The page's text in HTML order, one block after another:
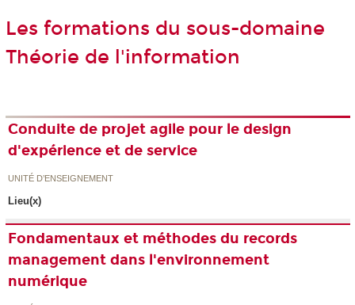
Les formations du sous-domaine
Théorie de l'information
Conduite de projet agile pour le design
d'expérience et de service
UNITÉ D’ENSEIGNEMENT
Lieu(x)
Fondamentaux et méthodes du records
management dans l'environnement
numérique